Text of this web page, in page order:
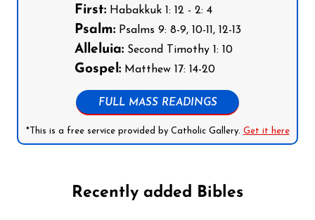
First:Habakkuk 1: 12 - 2: 4
Psalm:Psalms 9: 8-9, 10-11, 12-13
Alleluia:Second Timothy 1: 10
Gospel:Matthew 17: 14-20
FULL MASS READINGS
*This is a free service provided by Catholic Gallery. Get it here
Recently added Bibles